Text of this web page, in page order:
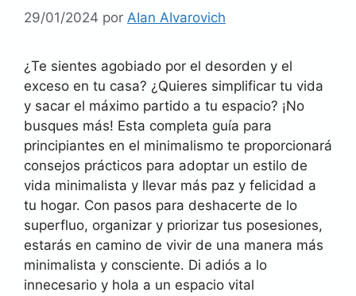
29/01/2024 por AIan AIvarovich
¿Te sientes agobiado por el desorden y el
exceso en tu casa? ¿Quieres simplificar tu vida
y sacar el máximo partido a tu espacio? ¡No
busques más! Esta completa guía para
principiantes en el minimalismo te proporcionará
consejos prácticos para adoptar un estilo de
vida minimalista y llevar más paz y felicidad a
tu hogar. Con pasos para deshacerte de lo
superfluo, organizar y priorizar tus posesiones,
estarás en camino de vivir de una manera más
minimalista y consciente. Di adiós a lo
innecesario y hola a un espacio vital